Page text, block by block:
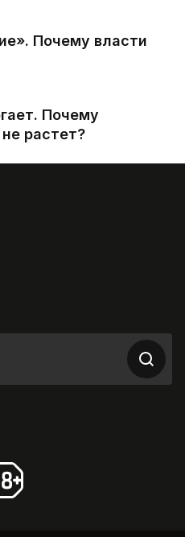
Почему власти
Почему
не растет?